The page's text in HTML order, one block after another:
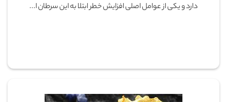
دارد و یکی از عوامل اصلی افزایش خطر ابتلا به این سرطان ا...